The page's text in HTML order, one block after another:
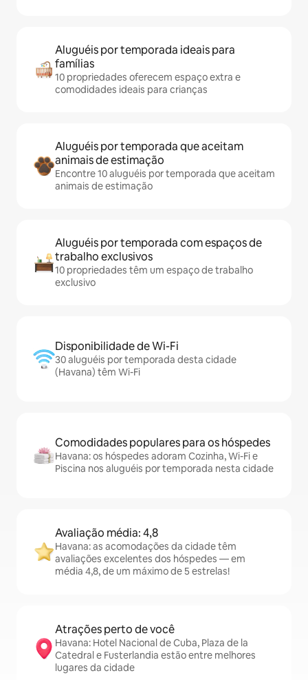
Aluguéis por temporada ideais para
famílias
10 propriedades oferecem espaço extra e
comodidades ideais para crianças
Aluguéis por temporada que aceitam
animais de estimação
Encontre 10 aluguéis por temporada que aceitam
animais de estimação
Aluguéis por temporada com espaços de
trabalho exclusivos
10 propriedades têm um espaço de trabalho
exclusivo
Disponibilidade de Wi-Fi
30 aluguéis por temporada desta cidade
(Havana) têm Wi-Fi
Comodidades populares para os hóspedes
Havana: os hóspedes adoram Cozinha, Wi-Fi e
Piscina nos aluguéis por temporada nesta cidade
Avaliação média: 4,8
Havana: as acomodações da cidade têm
avaliações excelentes dos hóspedes — em
média 4,8, de um máximo de 5 estrelas!
Atrações perto de você
Havana: Hotel Nacional de Cuba, Plaza de la
Catedral e Fusterlandia estão entre melhores
lugares da cidade